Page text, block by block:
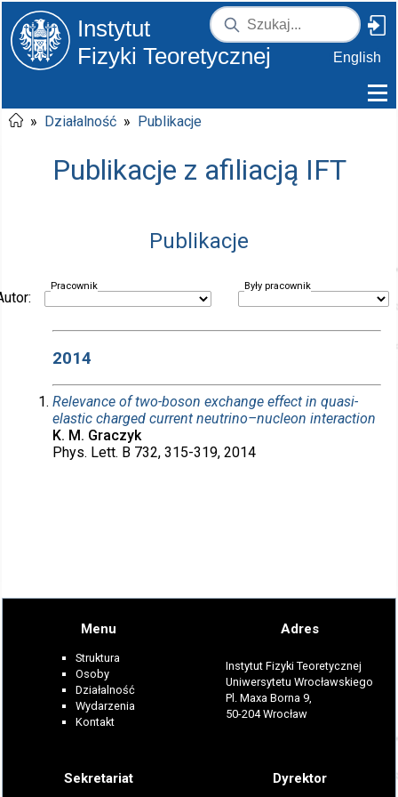
Instytut
Fizyki Teoretycznej
English
» Działalność » Publikacje
Publikacje z afiliacją IFT
Publikacje
Pracownik Były pracownik
2014
Relevance of two-boson exchange effect in quasi-
elastic charged current neutrino–nucleon interaction
K. M. Graczyk
Phys. Lett. B 732, 315-319, 2014
Menu
Struktura
Osoby
Działalność
Wydarzenia
Kontakt
Adres
Instytut Fizyki Teoretycznej
Uniwersytetu Wrocławskiego
Pl. Maxa Borna 9,
50-204 Wrocław
Sekretariat Dyrektor